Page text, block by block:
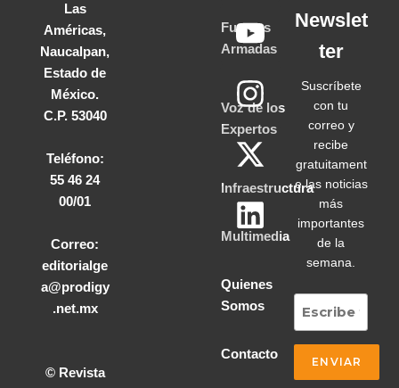
Las
Américas,
Naucalpan,
Estado de
México.
C.P. 53040
Teléfono:
55 46 24
00/01
Correo:
editorialge
a@prodigy
.net.mx
© Revista
Fuerzas
Armadas
Voz de los
Expertos
Infraestructura
Multimedia
Quienes
Somos
Contacto
Newslet
ter
Suscríbete
con tu
correo y
recibe
gratuitament
e las noticias
más
importantes
de la
semana.